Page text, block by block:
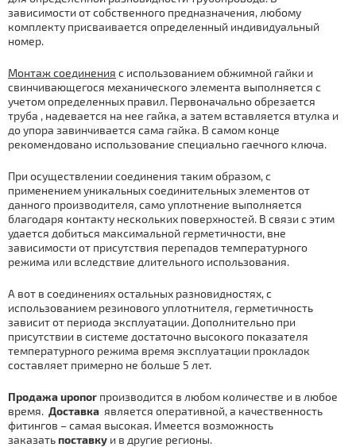
зависимости от собственного предназначения, любому
комплекту присваивается определенный индивидуальный
номер.
Мoнтаж соединения с использованием обжимной гайки и
свинчивающегося механического элемента выполняется с
учетом определенных правил. Первоначально обрезается
тpуба , надевается на нее гайка, а затем вставляется втулка и
до упора завинчивается сама гайка. В самом конце
рекомендовано использование специально гаечного ключа.
При осуществлении соединения таким образом, с
применением уникальных соединительных элементов от
данного производителя, само уплотнение выполняется
благодаря контакту нескольких поверхностей. В связи с этим
удается добиться максимальной герметичности, вне
зависимости от присутствия перепадов температурного
режима или вследствие длительного использования.
А вот в соединениях остальных разновидностях, с
использованием резинового уплотнителя, герметичность
зависит от периода эксплуатации. Дополнительно при
присутствии в системе достаточно высокого показателя
температурного режима время эксплуатации прокладок
составляет примерно не больше 5 лет.
Продажа uponor производится в любом количестве и в любое
время. Дocтaвка является оперативной, а качественность
фитингов – самая высокая. Имеется возможность
заказатьпоставку и в другие регионы.